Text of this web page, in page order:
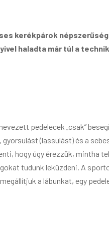
kerékpárok
haladta már túl a
pedelecek „csak”
(lassulást) és a
hogy úgy érezzük, mintha
tudunk leküzdeni. A
a lábunkat, egy